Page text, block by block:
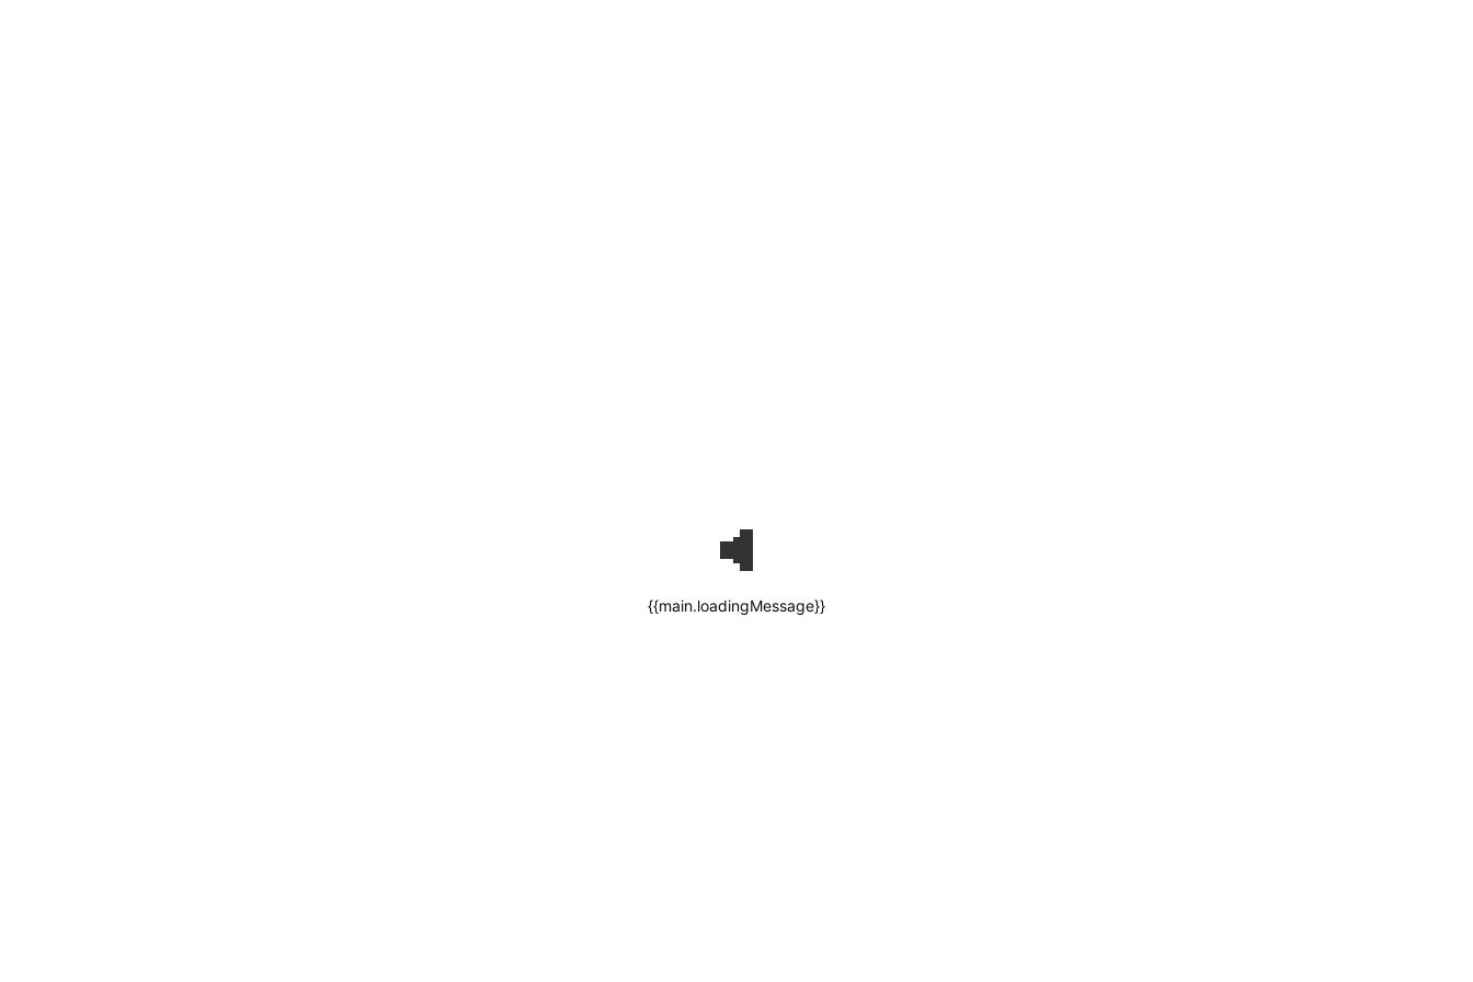
{{main.loadingMessage}}